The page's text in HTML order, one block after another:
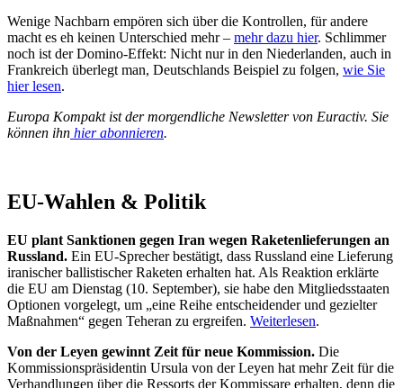
Wenige Nachbarn empören sich über die Kontrollen, für andere
macht es eh keinen Unterschied mehr – mehr dazu hier. Schlimmer
noch ist der Domino-Effekt: Nicht nur in den Niederlanden, auch in
Frankreich überlegt man, Deutschlands Beispiel zu folgen, wie Sie
hier lesen.
Europa Kompakt ist der morgendliche Newsletter von Euractiv. Sie
können ihn hier abonnieren.
EU-Wahlen & Politik
EU plant Sanktionen gegen Iran wegen Raketenlieferungen an
Russland. Ein EU-Sprecher bestätigt, dass Russland eine Lieferung
iranischer ballistischer Raketen erhalten hat. Als Reaktion erklärte
die EU am Dienstag (10. September), sie habe den Mitgliedsstaaten
Optionen vorgelegt, um „eine Reihe entscheidender und gezielter
Maßnahmen“ gegen Teheran zu ergreifen. Weiterlesen.
Von der Leyen gewinnt Zeit für neue Kommission. Die
Kommissionspräsidentin Ursula von der Leyen hat mehr Zeit für die
Verhandlungen über die Ressorts der Kommissare erhalten, denn die